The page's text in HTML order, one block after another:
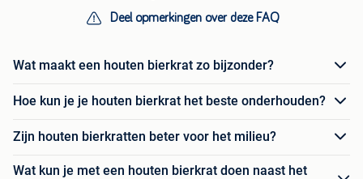
Deel opmerkingen over deze FAQ
Wat maakt een houten bierkrat zo bijzonder?
Hoe kun je je houten bierkrat het beste onderhouden?
Zijn houten bierkratten beter voor het milieu?
Wat kun je met een houten bierkrat doen naast het